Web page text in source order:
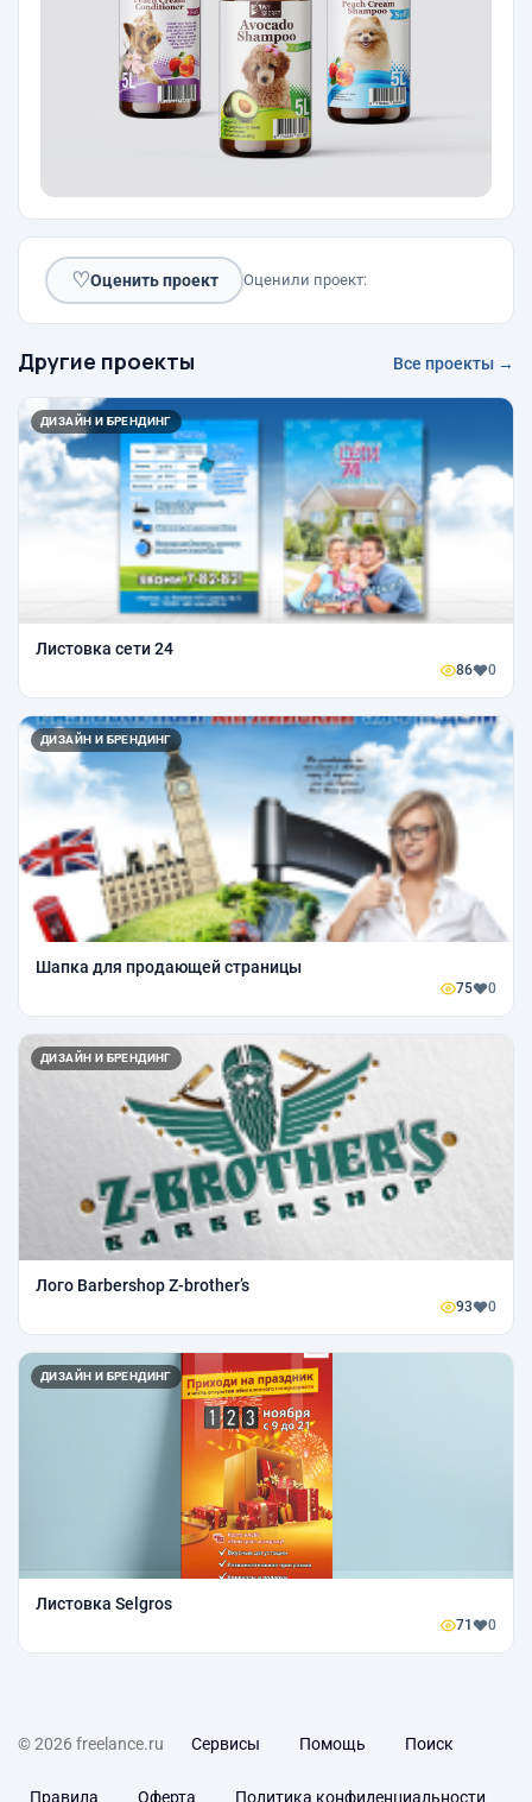
♡Оценить проект Оценили проект:
Другие проекты Все проекты →
ДИЗАЙН И БРЕНДИНГ
Листовка сети 24
86 0
ДИЗАЙН И БРЕНДИНГ
Шапка для продающей страницы
75 0
ДИЗАЙН И БРЕНДИНГ
Лого Barbershop Z-brother’s
93 0
ДИЗАЙН И БРЕНДИНГ
Листовка Selgros
71 0
© 2026 freelance.ru Сервисы Помощь Поиск
Правила Оферта Политика конфиденциальности